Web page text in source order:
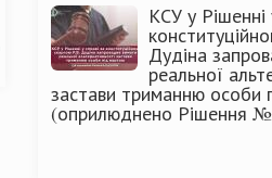
КСУ у Рішенні
Дудіна
реальної
застави триманню особи
(оприлюднено Рішення №